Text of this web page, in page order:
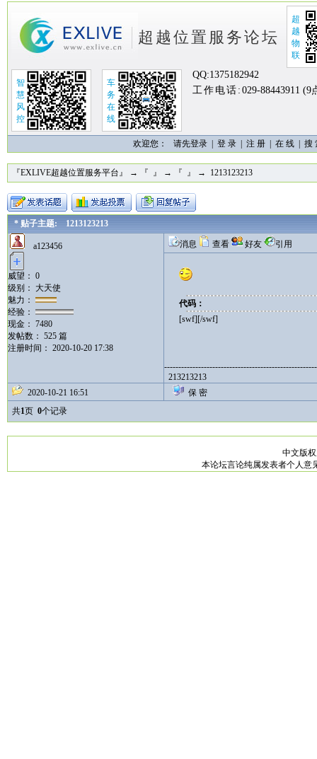
超越位置服务论坛
超
越
物
联
智
慧
风
控
车
务
在
线
QQ:1375182942
工作电话: 029-88443911 (9
欢迎您： 请先登录 | 登 录 注 册 在 线 搜
『EXLIVE超越位置服务平台』 → 『 』 → 『 』 → 1213123213
* 贴子主题: 1213123213
a123456
威望： 0
级别： 大天使
魅力：
经验：
现金： 7480
发帖数： 525 篇
注册时间： 2020-10-20 17:38
消息 查看 好友 引用
代码：
[swf][/swf]
213213213
2020-10-21 16:51
保 密
共1页 0个记录
中文版
本论坛言论纯属发表者个人意